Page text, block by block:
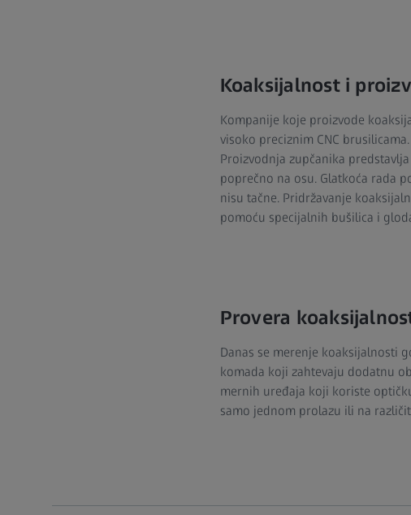
Koaksijalnost i
Kompanije koje proizvode
visoko preciznim CNC
Proizvodnja zupčanika
poprečno na osu. Glatkoća rada
nisu tačne. Pridržavanje
pomoću specijalnih bušilica i
Provera
Danas se merenje koaksijalnosti
komada koji zahtevaju dodatnu
mernih uređaja koji koriste
samo jednom prolazu ili na